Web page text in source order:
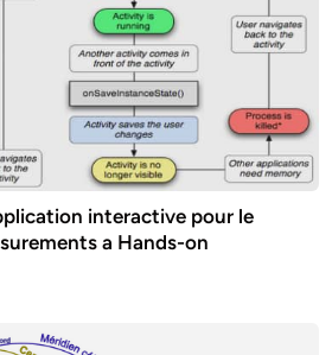
interactive pour le
a Hands-on